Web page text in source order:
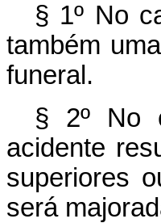
§ 1º No
também
funeral.
§ 2º No
acidente
superiores
será